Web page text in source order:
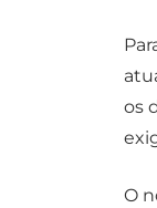
os
O